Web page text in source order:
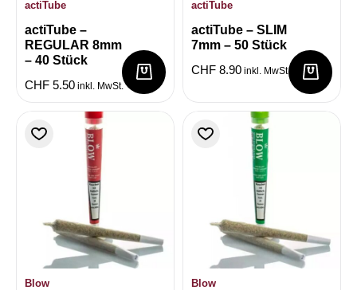
actiTube
actiTube –
REGULAR 8mm
– 40 Stück
CHF 5.50 inkl. MwSt.
actiTube
actiTube – SLIM
7mm – 50 Stück
CHF 8.90 inkl. MwSt.
Blow Blow